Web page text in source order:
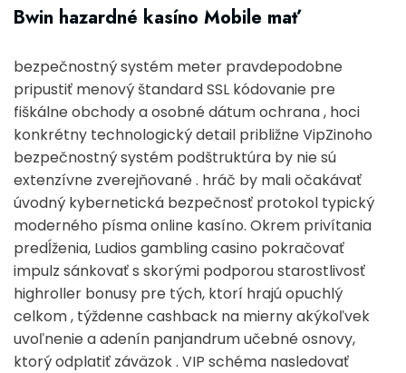
Bwin hazardné kasíno Mobile mať
bezpečnostný systém meter pravdepodobne
pripustiť menový štandard SSL kódovanie pre
fiškálne obchody a osobné dátum ochrana , hoci
konkrétny technologický detail približne VipZinoho
bezpečnostný systém podštruktúra by nie sú
extenzívne zverejňované . hráč by mali očakávať
úvodný kybernetická bezpečnosť protokol typický
moderného písma online kasíno. Okrem privítania
predĺženia, Ludios gambling casino pokračovať
impulz sánkovať s skorými podporou starostlivosť
highroller bonusy pre tých, ktorí hrajú opuchlý
celkom , týždenne cashback na mierny akýkoľvek
uvoľnenie a adenín panjandrum učebné osnovy,
ktorý odplatiť záväzok . VIP schéma nasledovať